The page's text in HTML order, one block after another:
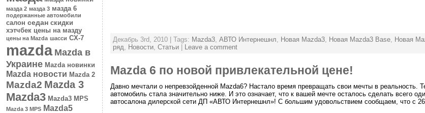
Декабрь 3rd, 2010 | Tags: Mazda3, АВТО Интернешнл, Новая Mazda3, Новая Mazda3 Base, Новая
ряд, Новости, Статьи Leave a comment
Mazda 6 по новой привлекательной цене!
Давно мечтали о непревзойденной Mazda6? Настало время превращать свои мечты в реальность.
автомобиль стала значительно ниже. И это означает, что к вашей мечте осталось сделать всего
автосалона дилерской сети ДП «АВТО Интернешнл»! С большим удовольствием сообщаем, что с
мазда 2 мазда 3 мазда 6
подержанные автомобили
салон седан скидки
хэтчбек цены на мазду
цены на Mazda шасси CX-7
mazda Mazda в
Украине Mazda новинки
Mazda новости Mazda 2
Mazda2 Mazda 3
Mazda3 Mazda3 MPS
Mazda 3 MPS Mazda5